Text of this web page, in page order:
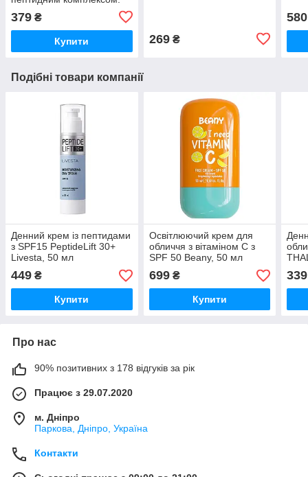
379 ₴
Купити 269₴
580
Подібні товари компанії
Денний крем із пептидами
з SPF15 PeptideLift 30+
Livesta, 50 мл
449 ₴
Купити
Освітлюючий крем для
обличчя з вітаміном С з
SPF 50 Beany, 50 мл
699₴
Купити
339
Про нас
90% позитивних з 178 відгуків за рік
Працює з 29.07.2020
м. Дніпро
Паркова, Дніпро, Україна
Контакти